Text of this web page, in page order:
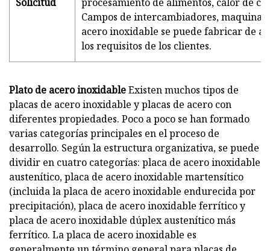
Campos de intercambiadores,
acero inoxidable se puede fabricar de
los requisitos de los clientes.
Plato de acero inoxidableExisten muchos tipos de
placas de acero inoxidable y placas de acero con
diferentes propiedades. Poco a poco se han formado
varias categorías principales en el proceso de
desarrollo. Según la estructura organizativa, se puede
dividir en cuatro categorías: placa de acero inoxidable
austenítico, placa de acero inoxidable martensítico
(incluida la placa de acero inoxidable endurecida por
precipitación), placa de acero inoxidable ferrítico y
placa de acero inoxidable dúplex austenítico más
ferrítico. La placa de acero inoxidable es